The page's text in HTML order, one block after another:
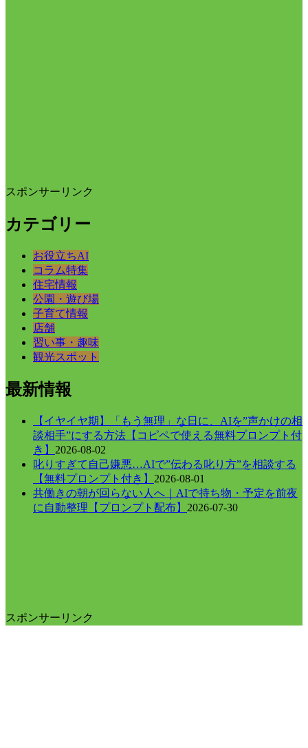
スポンサーリンク
カテゴリー
お役立ちAI
コラム特集
住宅情報
公園・遊び場
子育て情報
店舗
習い事・趣味
観光スポット
最新情報
【イヤイヤ期】「もう無理」な日に、AIを”声かけの相
談相手”にする方法【コピペで使える無料プロンプト付
き】 2026-08-02
叱りすぎて自己嫌悪…AIで”伝わる叱り方”を相談する
【無料プロンプト付き】 2026-08-01
共働きの朝が回らない人へ｜AIで持ち物・予定を前夜
に自動整理【プロンプト配布】 2026-07-30
スポンサーリンク